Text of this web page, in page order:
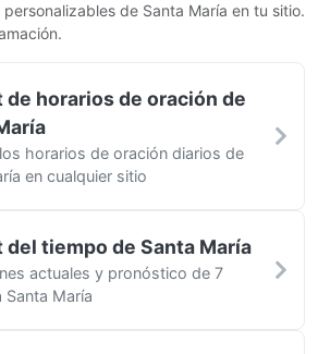
de Santa María en tu sitio.
de horarios de oración de
horarios de oración diarios de
en cualquier sitio
del tiempo de Santa María
actuales y pronóstico de 7
Santa María